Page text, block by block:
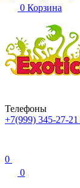
0 Корзина
Телефоны
+7(999) 345-27-21
0
0